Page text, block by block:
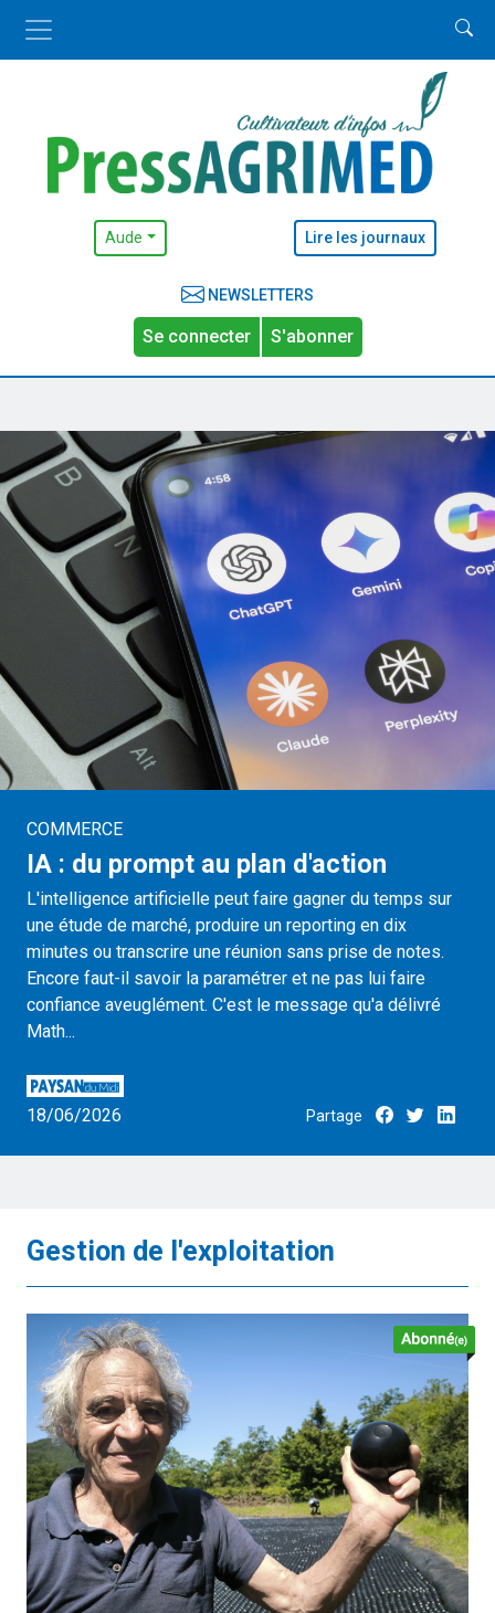
Aude Lire les journaux
NEWSLETTERS
Se connecter S'abonner
COMMERCE
IA : du prompt au plan d'action
L'intelligence artificielle peut faire gagner du temps sur
une étude de marché, produire un reporting en dix
minutes ou transcrire une réunion sans prise de notes.
Encore faut-il savoir la paramétrer et ne pas lui faire
confiance aveuglément. C'est le message qu'a délivré
Math...
18/06/2026 Partage
Gestion de l'exploitation